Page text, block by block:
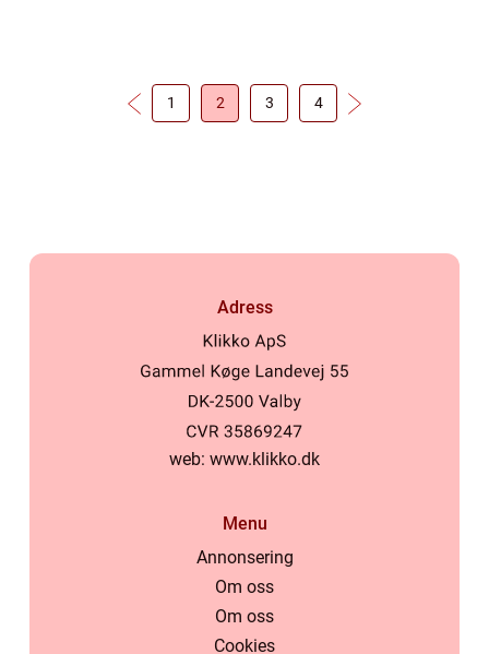
1 2 3 4
Adress
web: www.klikko.dk
Menu
Annonsering
Om oss
Om oss
Cookies